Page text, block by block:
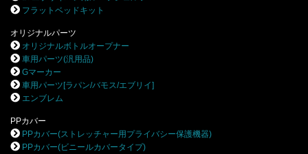
フラットベッドキット
オリジナルパーツ
オリジナルボトルオープナー
車用パーツ(汎用品)
Gマーカー
車用パーツ[ラパン/バモス/エブリイ]
エンブレム
PPカバー
PPカバー(ストレッチャー用プライバシー保護機器)
PPカバー(ビニールカバータイプ)